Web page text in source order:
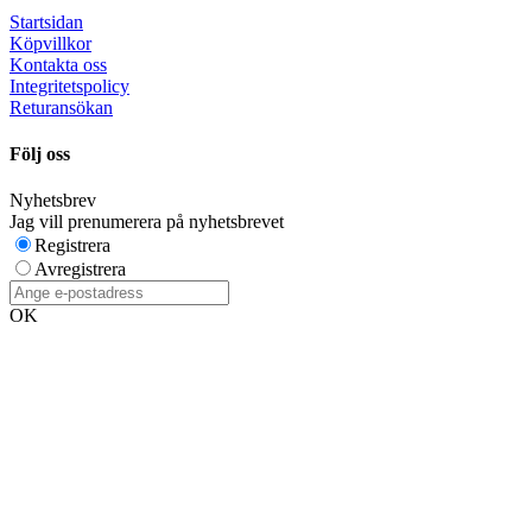
Startsidan
Köpvillkor
Kontakta oss
Integritetspolicy
Returansökan
Följ oss
Nyhetsbrev
Jag vill prenumerera på nyhetsbrevet
Registrera
Avregistrera
OK